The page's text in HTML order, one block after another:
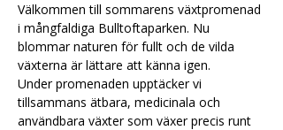
Välkommen till sommarens växtpromenad
i mångfaldiga Bulltoftaparken. Nu
blommar naturen för fullt och de vilda
växterna är lättare att känna igen.
Under promenaden upptäcker vi
tillsammans ätbara, medicinala och
användbara växter som växer precis runt